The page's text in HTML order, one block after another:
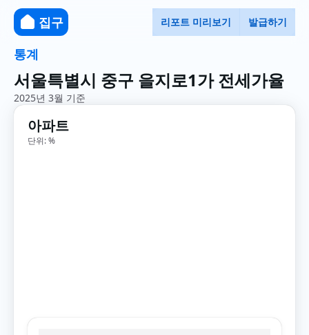
집구 리포트 미리보기 발급하기
통계
서울특별시 중구 을지로1가 전세가율
2025년 3월 기준
아파트
단위: %